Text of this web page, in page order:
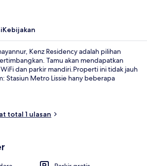
Kebijakan
Kenz Residency adalah pilihan
Tamu akan mendapatkan
dan parkir mandiri.Properti ini tidak jauh
Stasiun Metro Lissie hany beberapa
total 1 ulasan